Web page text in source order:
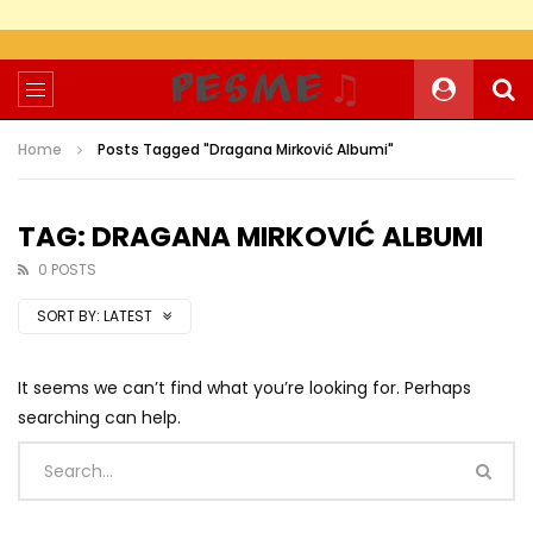
Home Posts Tagged "Dragana Mirković Albumi"
TAG: DRAGANA MIRKOVIĆ ALBUMI
0 POSTS
SORT BY: LATEST
It seems we can’t find what you’re looking for. Perhaps
searching can help.